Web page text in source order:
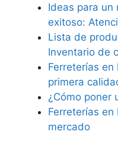
Ideas para un
exitoso:
Lista de
Inventario de
Ferreterías
primera
¿Cómo poner
Ferreterías
mercado